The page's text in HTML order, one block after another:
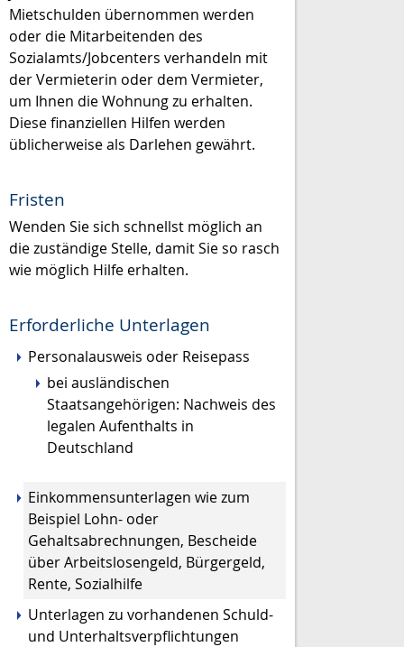
Mietschulden übernommen werden
oder die Mitarbeitenden des
Sozialamts/Jobcenters verhandeln mit
der Vermieterin oder dem Vermieter,
um Ihnen die Wohnung zu erhalten.
Diesefinanziellen Hilfen werden
üblicherweiseals Darlehen gewährt.
Fristen
Wenden Sie sich schnellst möglich an
die zuständige Stelle, damit Sie so rasch
wie möglich Hilfe erhalten.
Erforderliche Unterlagen
Personalausweis oder Reisepass
bei ausländischen
Staatsangehörigen: Nachweis des
legalen Aufenthalts in
Deutschland
Einkommensunterlagen wie zum
Beispiel Lohn- oder
Gehaltsabrechnungen, Bescheide
über Arbeitslosengeld, Bürgergeld,
Rente, Sozialhilfe
Unterlagen zu vorhandenen Schuld-
und Unterhaltsverpflichtungen